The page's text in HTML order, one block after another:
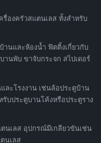
องครัวสแตนเลส ทั้งสำหรับ
นและห้องน้ำ ฟิตติ้งเกี่ยวกับ
นพับ ขาจับกระจก สไปเดอร์
ละโรงงาน เช่นล้อประตูบ้าน
บประตูบานโค้งหรือประตูราง
นเลส อุปกรณ์มีเกลียวขันเช่น
นเลส